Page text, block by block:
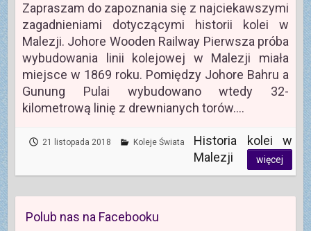
Zapraszam do zapoznania się z najciekawszymi
zagadnieniami dotyczącymi historii kolei w
Malezji. Johore Wooden Railway Pierwsza próba
wybudowania linii kolejowej w Malezji miała
miejsce w 1869 roku. Pomiędzy Johore Bahru a
Gunung Pulai wybudowano wtedy 32-
kilometrową linię z drewnianych torów.…
21 listopada 2018 Koleje Świata
Historia kolei w
Malezji
więcej
Polub nas na Facebooku